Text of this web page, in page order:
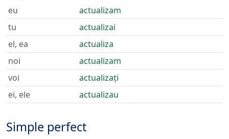
eu
actualizam
tu
actualizai
el, ea
actualiza
noi
actualizam
voi
actualizați
ei, ele
actualizau
Simple perfect